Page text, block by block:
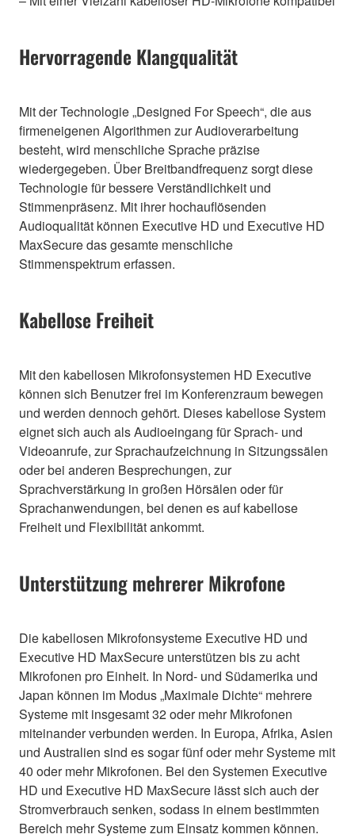
Hervorragende Klangqualität
Mit der Technologie „Designed For Speech“, die aus
firmeneigenen Algorithmen zur Audioverarbeitung
besteht, wird menschliche Sprache präzise
wiedergegeben. Über Breitbandfrequenz sorgt diese
Technologie für bessere Verständlichkeit und
Stimmenpräsenz. Mit ihrer hochauflösenden
Audioqualität können Executive HD und Executive HD
MaxSecure das gesamte menschliche
Stimmenspektrum erfassen.
Kabellose Freiheit
Mit den kabellosen Mikrofonsystemen HD Executive
können sich Benutzer frei im Konferenzraum bewegen
und werden dennoch gehört. Dieses kabellose System
eignet sich auch als Audioeingang für Sprach- und
Videoanrufe, zur Sprachaufzeichnung in Sitzungssälen
oder bei anderen Besprechungen, zur
Sprachverstärkung in großen Hörsälen oder für
Sprachanwendungen, bei denen es auf kabellose
Freiheit und Flexibilität ankommt.
Unterstützung mehrerer Mikrofone
Die kabellosen Mikrofonsysteme Executive HD und
Executive HD MaxSecure unterstützen bis zu acht
Mikrofonen pro Einheit. In Nord- und Südamerika und
Japan können im Modus „Maximale Dichte“ mehrere
Systeme mit insgesamt 32 oder mehr Mikrofonen
miteinander verbunden werden. In Europa, Afrika, Asien
und Australien sind es sogar fünf oder mehr Systeme mit
40 oder mehr Mikrofonen. Bei den Systemen Executive
HD und Executive HD MaxSecure lässt sich auch der
Stromverbrauch senken, sodass in einem bestimmten
Bereich mehr Systeme zum Einsatz kommen können.